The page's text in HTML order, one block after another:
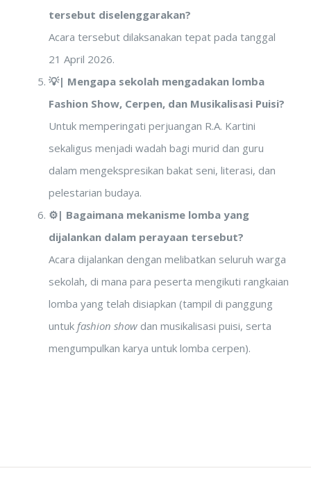
tersebut diselenggarakan?
Acara tersebut dilaksanakan tepat pada tanggal
21 April 2026.
💡| Mengapa sekolah mengadakan lomba
Fashion Show, Cerpen, dan Musikalisasi Puisi?
Untuk memperingati perjuangan R.A. Kartini
sekaligus menjadi wadah bagi murid dan guru
dalam mengekspresikan bakat seni, literasi, dan
pelestarian budaya.
⚙️| Bagaimana mekanisme lomba yang
dijalankan dalam perayaan tersebut?
Acara dijalankan dengan melibatkan seluruh warga
sekolah, di mana para peserta mengikuti rangkaian
lomba yang telah disiapkan (tampil di panggung
untuk fashion show dan musikalisasi puisi, serta
mengumpulkan karya untuk lomba cerpen).